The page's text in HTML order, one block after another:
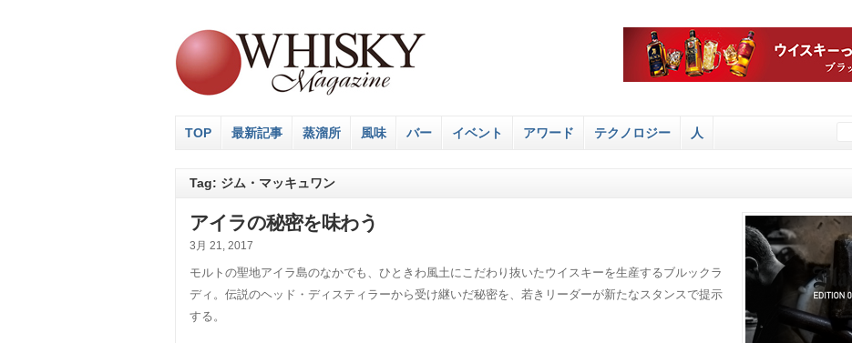
TOP 最新記事 蒸溜所 風味 バー イベント アワード テクノロジー 人
Tag: ジム・マッキュワン
アイラの秘密を味わう
3月 21, 2017
モルトの聖地アイラ島のなかでも、ひときわ風土にこだわり抜いたウイスキーを生産するブルックラ
ディ。伝説のヘッド・ディスティラーから受け継いだ秘密を、若きリーダーが新たなスタンスで提示
する。